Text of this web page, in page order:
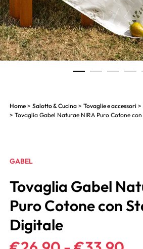
Home > Salotto & Cucina > Tovaglie e accessori >
> Tovaglia Gabel Naturae NIRA Puro Cotone
GABEL
Tovaglia Gabel
Puro Cotone con
Digitale